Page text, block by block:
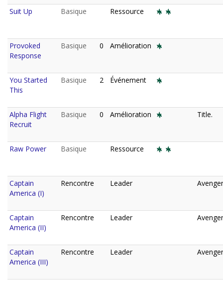
Suit Up Basique Ressource
Provoked
Response
Basique 0 Amélioration
You Started
This
Basique 2 Événement
Alpha Flight
Recruit
Basique 0 Amélioration Title.
Raw Power Basique Ressource
Captain
America (I)
Rencontre Leader
Captain
America (II)
Rencontre Leader
Captain
America (III)
Rencontre Leader